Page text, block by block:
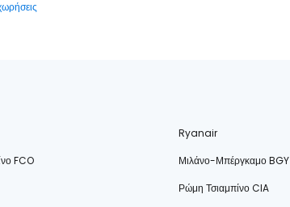
Ryanair
FCO
Μιλάνο-Μπέργκαμο BGY
Ρώμη Τσιαμπίνο CIA